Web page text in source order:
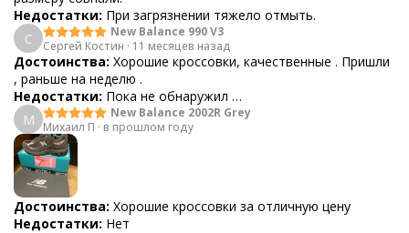
Недостатки: При загрязнении тяжело отмыть.
С
New Balance 990 V3
Сергей Костин · 11 месяцев назад
Достоинства: Хорошие кроссовки, качественные . Пришли
, раньше на неделю .
Недостатки: Пока не обнаружил …
М
New Balance 2002R Grey
Михаил П · в прошлом году
Достоинства: Хорошие кроссовки за отличную цену
Недостатки: Нет